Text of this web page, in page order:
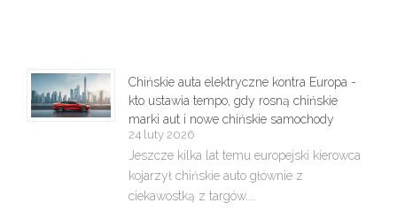
Chińskie auta elektryczne kontra Europa -
kto ustawia tempo, gdy rosną chińskie
marki aut i nowe chińskie samochody
24 luty 2026
Jeszcze kilka lat temu europejski kierowca
kojarzył chińskie auto głównie z
ciekawostką z targów....